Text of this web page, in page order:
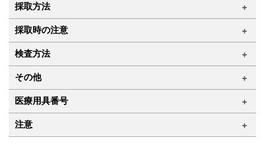
採取方法
採取時の注意
検査方法
その他
医療用具番号
注意